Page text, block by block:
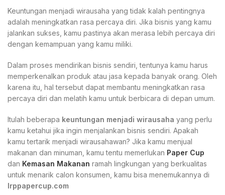
Keuntungan menjadi wirausaha yang tidak kalah pentingnya
adalah meningkatkan rasa percaya diri. Jika bisnis yang kamu
jalankan sukses, kamu pastinya akan merasa lebih percaya diri
dengan kemampuan yang kamu miliki.
Dalam proses mendirikan bisnis sendiri, tentunya kamu harus
memperkenalkan produk atau jasa kepada banyak orang. Oleh
karena itu, hal tersebut dapat membantu meningkatkan rasa
percaya diri dan melatih kamu untuk berbicara di depan umum.
Itulah beberapa keuntungan menjadi wirausaha yang perlu
kamu ketahui jika ingin menjalankan bisnis sendiri. Apakah
kamu tertarik menjadi wirausahawan? Jika kamu menjual
makanan dan minuman, kamu tentu memerlukan Paper Cup
dan Kemasan Makanan ramah lingkungan yang berkualitas
untuk menarik calon konsumen, kamu bisa menemukannya di
Irppapercup.com